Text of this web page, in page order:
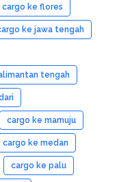
cargo ke flores
ke jawa tengah
tengah
cargo ke mamuju
cargo ke medan
cargo ke palu